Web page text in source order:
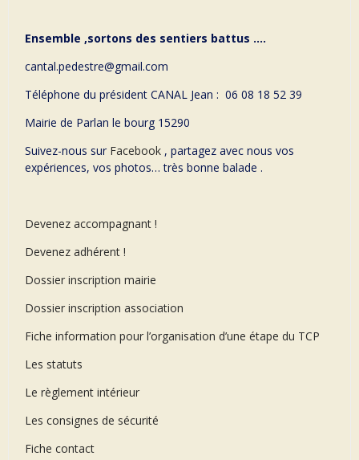
Ensemble ,sortons des sentiers battus ….
cantal.pedestre@gmail.com
Téléphone du président CANAL Jean : 06 08 18 52 39
Mairie de Parlan le bourg 15290
Suivez-nous sur Facebook , partagez avec nous vos
expériences, vos photos… très bonne balade .
Devenez accompagnant !
Devenez adhérent !
Dossier inscription mairie
Dossier inscription association
Fiche information pour l’organisation d’une étape du TCP
Les statuts
Le règlement intérieur
Les consignes de sécurité
Fiche contact